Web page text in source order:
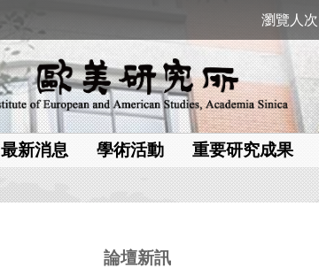
瀏覽人
最新消息 學術活動 重要研究成果
論壇新訊